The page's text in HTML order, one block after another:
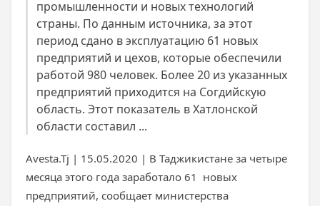
промышленности и новых технологий
страны. По данным источника, за этот
период сдано в эксплуатацию 61 новых
предприятий и цехов, которые обеспечили
работой 980 человек. Более 20 из указанных
предприятий приходится на Согдийскую
область. Этот показатель в Хатлонской
области составил ...
Avesta.Tj | 15.05.2020 | В Таджикистане за четыре
месяца этого года заработало 61 новых
предприятий, сообщает министерства